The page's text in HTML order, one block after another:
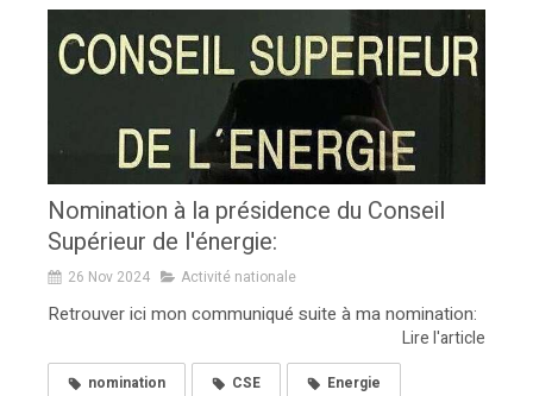
Nomination à la présidence du Conseil
Supérieur de l'énergie:
26 Nov 2024 Activité nationale
Retrouver ici mon communiqué suite à ma nomination:
Lire l'article
nomination CSE Energie